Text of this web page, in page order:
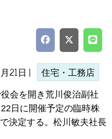
21日 | 住宅・工務店
会を開き荒川俊治副社
日に開催予定の臨時株
決定する。松川敏夫社長